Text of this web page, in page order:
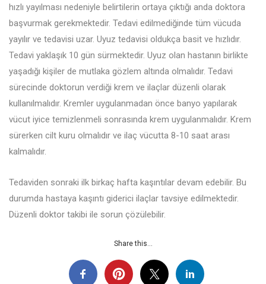
hızlı yayılması nedeniyle belirtilerin ortaya çıktığı anda doktora
başvurmak gerekmektedir. Tedavi edilmediğinde tüm vücuda
yayılır ve tedavisi uzar. Uyuz tedavisi oldukça basit ve hızlıdır.
Tedavi yaklaşık 10 gün sürmektedir. Uyuz olan hastanın birlikte
yaşadığı kişiler de mutlaka gözlem altında olmalıdır. Tedavi
sürecinde doktorun verdiği krem ve ilaçlar düzenli olarak
kullanılmalıdır. Kremler uygulanmadan önce banyo yapılarak
vücut iyice temizlenmeli sonrasında krem uygulanmalıdır. Krem
sürerken cilt kuru olmalıdır ve ilaç vücutta 8-10 saat arası
kalmalıdır.
Tedaviden sonraki ilk birkaç hafta kaşıntılar devam edebilir. Bu
durumda hastaya kaşıntı giderici ilaçlar tavsiye edilmektedir.
Düzenli doktor takibi ile sorun çözülebilir.
Share this...